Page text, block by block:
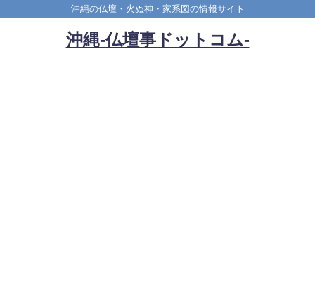
沖縄の仏壇・火ぬ神・家系図の情報サイト
沖縄-仏壇事ドットコム-